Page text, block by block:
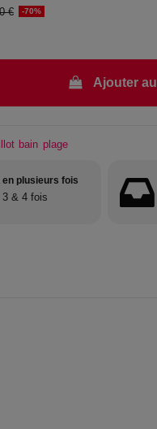
€ -70%
Ajouter
bain plage
en plusieurs fois
3 & 4 fois